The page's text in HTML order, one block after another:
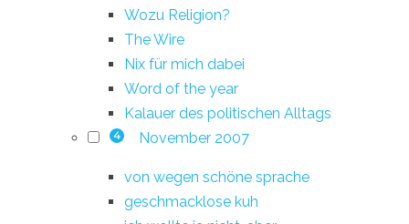
Wozu Religion?
The Wire
Nix für mich dabei
Word of the year
Kalauer des politischen Alltags
4 November 2007
von wegen schöne sprache
geschmacklose kuh